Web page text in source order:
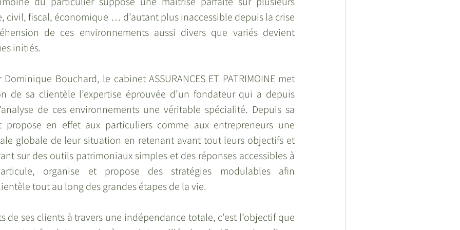
civil, fiscal, économique … d’autant plus inaccessible depuis la crise
de ces environnements aussi divers que variés devient
initiés.
Bouchard, le cabinet ASSURANCES ET PATRIMOINE met
de sa clientèle l’expertise éprouvée d’un fondateur qui a depuis
de ces environnements une véritable spécialité. Depuis sa
en effet aux particuliers comme aux entrepreneurs une
globale de leur situation en retenant avant tout leurs objectifs et
sur des outils patrimoniaux simples et des réponses accessibles à
organise et propose des stratégies modulables afin
tout au long des grandes étapes de la vie.
de ses clients à travers une indépendance totale, c’est l’objectif que